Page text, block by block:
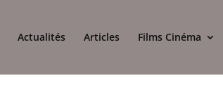
Actualités Articles Films Cinéma